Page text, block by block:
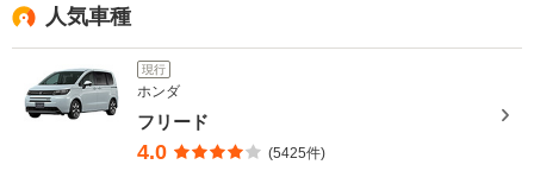
人気車種
現行
ホンダ
フリード
4.0 (5425件)